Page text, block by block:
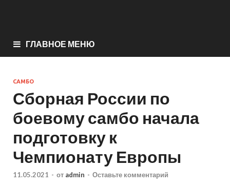
ГЛАВНОЕ МЕНЮ
САМБО
Сборная России по
боевому самбо начала
подготовку к
Чемпионату Европы
11.05.2021 - от admin - Оставьте комментарий